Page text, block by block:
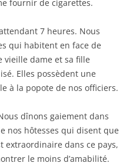
fournir de cigarettes.
7 heures. Nous
qui habitent en face de
vieille dame et sa fille
Elles possèdent une
à la popote de nos officiers.
dînons gaiement dans
nos hôtesses qui disent que
extraordinaire dans ce pays,
le moins d’amabilité.